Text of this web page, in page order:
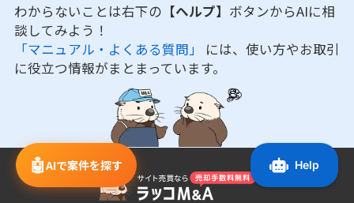
🤖AIで案件を探す
わからないことは右下の 【ヘルプ】 ボタンからAIに相
談してみよう！
「マニュアル・よくある質問」 には、使い方やお取引
に役立つ情報がまとまっています。